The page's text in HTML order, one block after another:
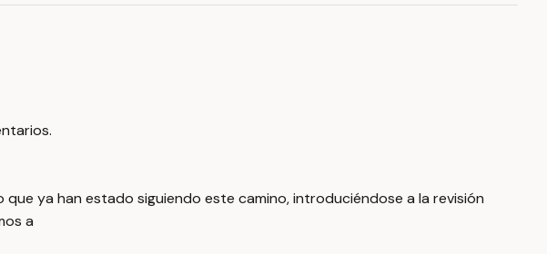
ya han estado siguiendo este camino, introduciéndose a la revisión
a